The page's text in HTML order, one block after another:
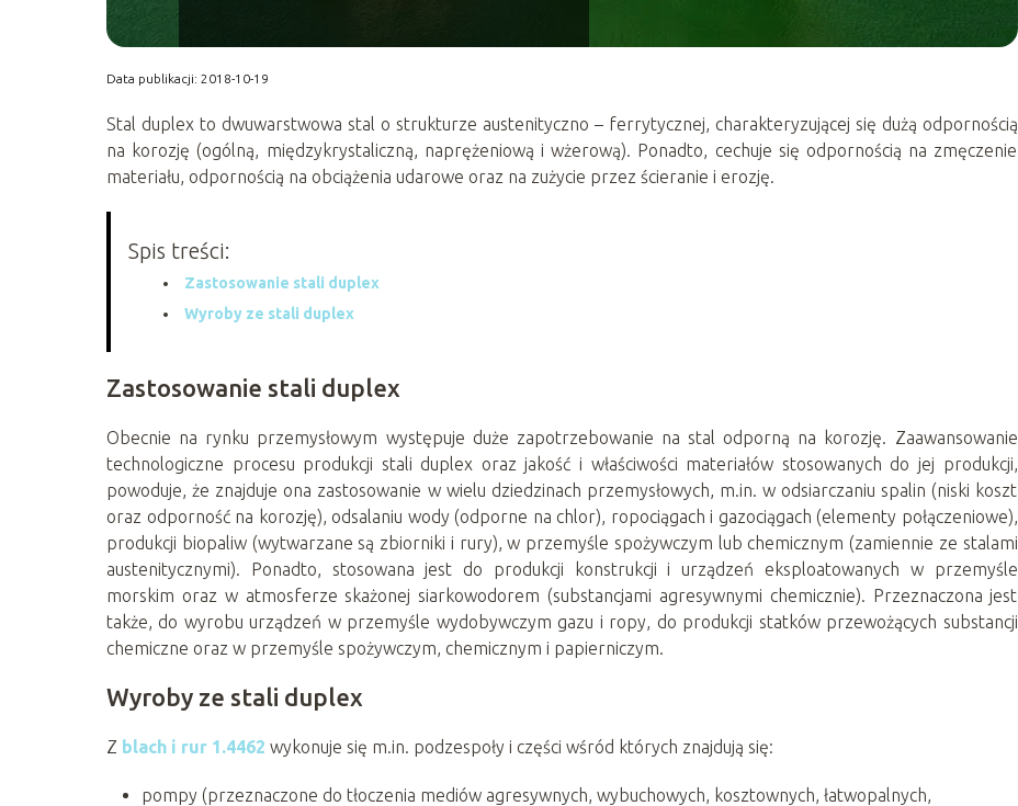
Data publikacji: 2018-10-19
Stal duplex to dwuwarstwowa stal o strukturze austenityczno – ferrytycznej, charakteryzującej się dużą odpornością
na korozję (ogólną, międzykrystaliczną, naprężeniową i wżerową). Ponadto, cechuje się odpornością na zmęczenie
materiału, odpornością na obciążenia udarowe oraz na zużycie przez ścieranie i erozję.
Spis treści:
Zastosowanie stali duplex
Wyroby ze stali duplex
Zastosowanie stali duplex
Obecnie na rynku przemysłowym występuje duże zapotrzebowanie na stal odporną na korozję. Zaawansowanie
technologiczne procesu produkcji stali duplex oraz jakość i właściwości materiałów stosowanych do jej produkcji,
powoduje, że znajduje ona zastosowanie w wielu dziedzinach przemysłowych, m.in. w odsiarczaniu spalin (niski koszt
oraz odporność na korozję), odsalaniu wody (odporne na chlor), ropociągach i gazociągach (elementy połączeniowe),
produkcji biopaliw (wytwarzane są zbiorniki i rury), w przemyśle spożywczym lub chemicznym (zamiennie ze stalami
austenitycznymi). Ponadto, stosowana jest do produkcji konstrukcji i urządzeń eksploatowanych w przemyśle
morskim oraz w atmosferze skażonej siarkowodorem (substancjami agresywnymi chemicznie). Przeznaczona jest
także, do wyrobu urządzeń w przemyśle wydobywczym gazu i ropy, do produkcji statków przewożących substancji
chemiczne oraz w przemyśle spożywczym, chemicznym i papierniczym.
Wyroby ze stali duplex
Z blach i rur 1.4462 wykonuje się m.in. podzespoły i części wśród których znajdują się:
pompy (przeznaczone do tłoczenia mediów agresywnych, wybuchowych, kosztownych, łatwopalnych,